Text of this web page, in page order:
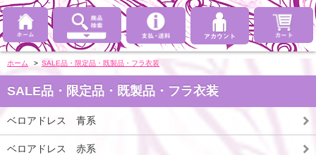
ホーム > SALE品・限定品・既製品・フラ衣装
SALE品・限定品・既製品・フラ衣装
ベロアドレス 青系
ベロアドレス 赤系